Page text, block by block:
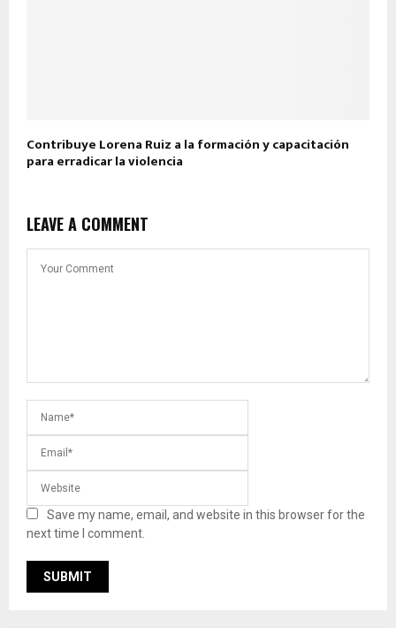
Contribuye Lorena Ruiz a la formación y capacitación
para erradicar la violencia
LEAVE A COMMENT
Save my name, email, and website in this browser for the
next time I comment.